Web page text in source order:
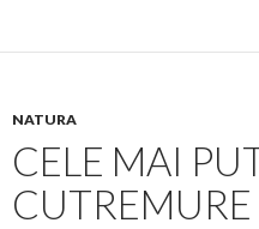
NATURA
CELE MAI